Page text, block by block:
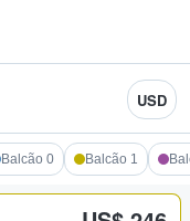
USD
Balcão 0 Balcão 1